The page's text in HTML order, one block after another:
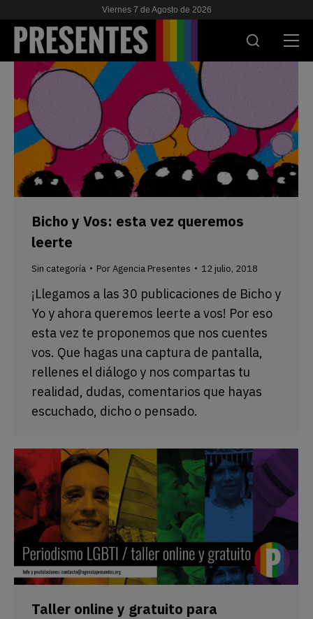
Viernes 7 de Agosto de 2026
ACTUALIDAD
INVESTIGACIONES
VIH & SIDA
ESCUELA
NOSOTRES
APOYANOS
ES EN
Bicho y Vos: esta vez queremos
leerte
Sin categoría PorAgencia Presentes 12 julio, 2018
¡Llegamos a las 30 publicaciones de Bicho y
Yo y ahora queremos leerte a vos! Por eso
esta vez te proponemos que nos cuentes
vos. Que hagas una captura de pantalla,
rellenes el diálogo y nos compartas tu
realidad, dudas, comentarios que hayas
escuchado, dicho o pensado.
Taller online y gratuito para